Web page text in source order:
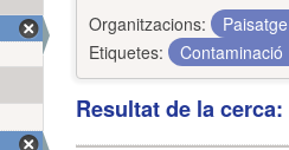
Organitzacions:
Etiquetes:
Contaminació
Resultat de la